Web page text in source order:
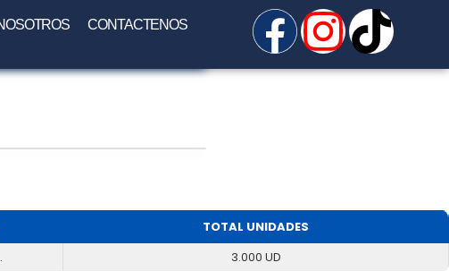
CONTACTENOS
TOTAL UNIDADES
3.000 UD